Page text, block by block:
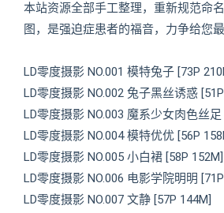
本站资源全部手工整理，重新规范命
图，是强迫症患者的福音，力争给您
LD零度摄影 NO.001 模特兔子 [73P
LD零度摄影 NO.002 兔子黑丝诱惑
LD零度摄影 NO.003 魔系少女肉色丝足
LD零度摄影 NO.004 模特优优 [56P
LD零度摄影 NO.005 小白裙 [58P 152M]
LD零度摄影 NO.006 电影学院明明
LD零度摄影 NO.007 文静 [57P 144M]